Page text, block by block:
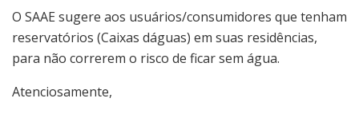
O SAAE sugere aos usuários/consumidores que tenham
reservatórios (Caixas dáguas) em suas residências,
para não correrem o risco de ficar sem água.
Atenciosamente,